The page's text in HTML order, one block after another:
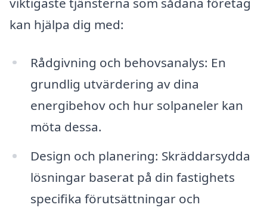
kan hjälpa dig med:
Rådgivning och behovsanalys: En
grundlig utvärdering av dina
energibehov och hur solpaneler kan
möta dessa.
Design och planering: Skräddarsydda
lösningar baserat på din fastighets
specifika förutsättningar och